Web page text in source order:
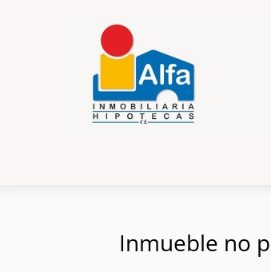
Inmueble no